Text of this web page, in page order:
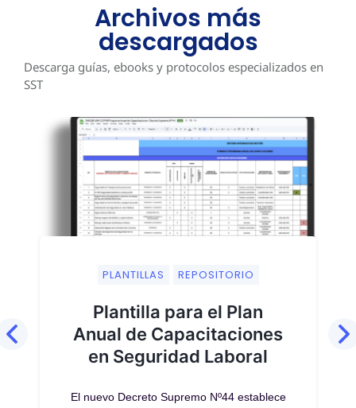
Archivos más
descargados
Descarga guías, ebooks y protocolos especializados en
SST
PLANTILLAS REPOSITORIO
Plantilla para el Plan
Anual de Capacitaciones
en Seguridad Laboral
El nuevo Decreto Supremo Nº44 establece